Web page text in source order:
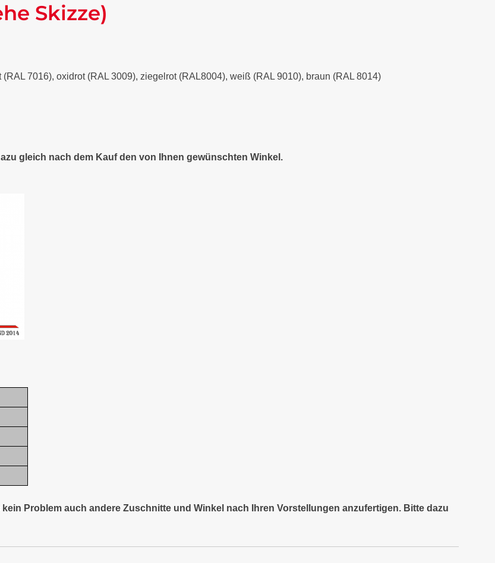
Skizze)
7016), oxidrot (RAL 3009), ziegelrot (RAL8004), weiß (RAL 9010), braun (RAL 8014)
gleich nach dem Kauf den von Ihnen gewünschten Winkel.
Problem auch andere Zuschnitte und Winkel nach Ihren Vorstellungen anzufertigen. Bitte dazu